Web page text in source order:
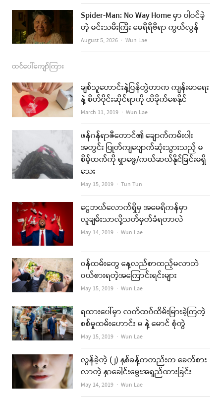
Spider-Man: No Way Home မှာ ပါဝင်ခဲ့
တဲ့ မင်းသမီးကြီး မေရီရီဗီရာ ကွယ်လွန်
August 5, 2026 Author
Wun Lae
ထင်ပေါ်ကျော်ကြား
ချစ်သူဟောင်းနဲ့ပြန်တွဲတာက ကျန်းမာရေး
နဲ့ စိတ်ပိုင်းဆိုင်ရာကို ထိခိုက်စေနိုင်
March 11, 2019 Author
Wun Lae
ဖန်ဂန်ရာဇီတောင်၏ ချောက်ကမ်းပါး
အတွင်း ပြုတ်ကျပျောက်ဆုံးသွားသည့် မ
စိမ့်ထက်ကို ရှာဖွေ/ကယ်ဆယ်နိုင်ခြင်းမရှိ
သေး
May 15, 2019 Author
Tun Tun
ငွေဘယ်လောက်ရှိမှ အမေရိကန်မှာ
လူချမ်းသာလို့သတ်မှတ်ခံရတာလဲ
May 14, 2019 Author
Wun Lae
ဝန်ထမ်းတွေ နေ့လည်စာထည့်မလာဘဲ
ဝယ်စားရတဲ့အကြောင်းရင်းများ
May 15, 2019 Author
Wun Lae
ရထားပေါ်မှာ လက်ထပ်ထိမ်းမြားခဲ့ကြတဲ့
စစ်မှုထမ်းဟောင်း မ နဲ့ မောင် စုံတွဲ
May 15, 2019 Author
Wun Lae
လွန်ခဲ့တဲ့ (၂) နှစ်ခန့်ကတည်းက ခေတ်စား
လာတဲ့ နှာခေါင်းမွေးအရှည်ထားခြင်း
May 14, 2019 Author
Wun Lae